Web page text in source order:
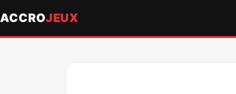
ACCROJEUX